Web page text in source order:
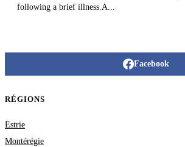
following a brief illness.A...
Facebook
RÉGIONS
Estrie
Montérégie